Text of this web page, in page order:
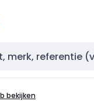
bekijken